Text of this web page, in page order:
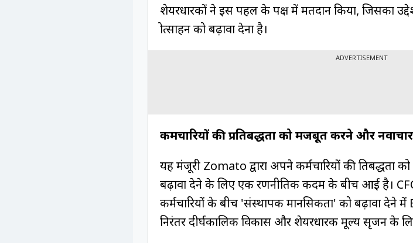
शेयरधारकों ने इस पहल के पक्ष में मतदान किया, जिसका
प्रोत्साहन को बढ़ावा देना है।
ADVERTISEMENT
कर्मचारियों की प्रतिबद्धता को मजबूत करने और
यह मंजूरी Zomato द्वारा अपने कर्मचारियों की
बढ़ावा देने के लिए एक रणनीतिक कदम के बीच आई है।
कर्मचारियों के बीच 'संस्थापक मानसिकता' को बढ़ावा देने में
निरंतर दीर्घकालिक विकास और शेयरधारक मूल्य सृजन के